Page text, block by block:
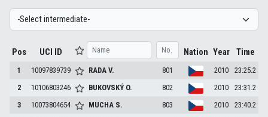
Pos UCI ID Nation Year Time
1 10097839739 RADAV. 801 2010
23:25.2
2
10106803246 BUKOVSKÝ O. 802 2010
23:31.2
3
10073804654 MUCHA S. 803 2010
23:40.2